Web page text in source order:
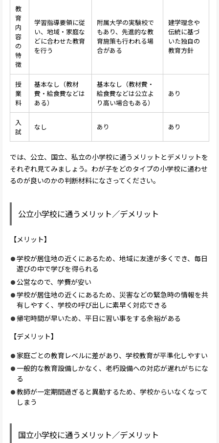
教
育
内
容
の
特
徴
学習指導要領に従
い、地域・家庭な
どに合わせた教育
を行う
附属大学の実験校で
もあり、先進的な教
育施策も行われる場
合がある
建学理念や
伝統に基づ
いた独自の
教育方針
授
業
料
基本なし（教材
費・給食費などは
ある）
基本なし（教材費・
給食費などは公立よ
り高い場合もある）
あり
入
試
なし あり あり
では、公立、国立、私立の小学校に通うメリットとデメリットを
それぞれ見てみましょう。わが子をどのタイプの小学校に通わせ
るのが良いのかの判断材料になさってください。
公立小学校に通うメリット／デメリット
【メリット】
学校が居住地の近くにあるため、地域に友達が多くでき、毎日
遊びの中で学びを得られる
公営なので、学費が安い
学校が居住地の近くにあるため、災害などの緊急時の情報を共
有しやすく、学校の呼び出しに素早く対応できる
帰宅時間が早いため、平日に習い事をする余裕がある
【デメリット】
家庭ごとの教育レベルに差があり、学校教育が平準化しやすい
一般的な教育設備しかなく、老朽設備への対応が遅れがちにな
る
教師が一定期間過ぎると異動するため、学校からいなくなって
しまう
国立小学校に通うメリット／デメリット